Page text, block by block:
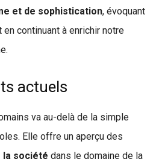
et de sophistication, évoquant
en continuant à enrichir notre
actuels
va au-delà de la simple
Elle offre un aperçu des
la société dans le domaine de la